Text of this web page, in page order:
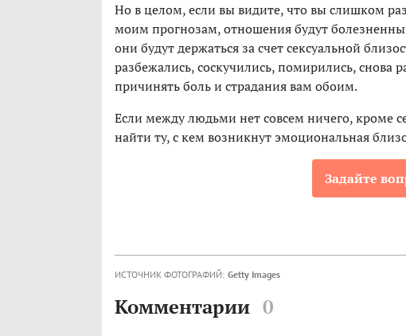
Но в целом, если вы видите, что вы слишком
моим прогнозам, отношения будут
они будут держаться за счет сексуальной
разбежались, соскучились, помирились, снова
причинять боль и страдания вам обоим.
Если между людьми нет совсем ничего, кроме
найти ту, с кем возникнут эмоциональная
Задайте
ИСТОЧНИК ФОТОГРАФИЙ: Getty Images
Комментарии 0